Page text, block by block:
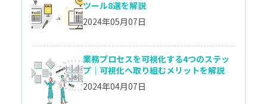
ツール8選を解説
2024年05月07日
業務プロセスを可視化する4つのステッ
プ｜可視化へ取り組むメリットを解説
2024年04月07日